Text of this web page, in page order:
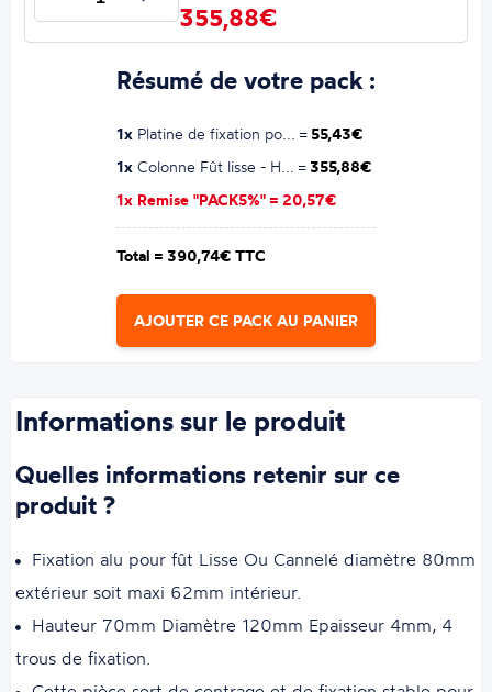
355,88€
Résumé de votre pack :
1x Platine de fixation po... = 55,43€
1x Colonne Fût lisse - H... = 355,88€
1x Remise "PACK5%" = 20,57€
Total = 390,74€ TTC
AJOUTER CE PACK AU PANIER
Informations sur le produit
Quelles informations retenir sur ce
produit ?
Fixation alu pour fût Lisse Ou Cannelédiamètre 80mm
extérieur soit maxi 62mm intérieur.
Hauteur 70mm Diamètre 120mm Epaisseur 4mm, 4
trous de fixation.